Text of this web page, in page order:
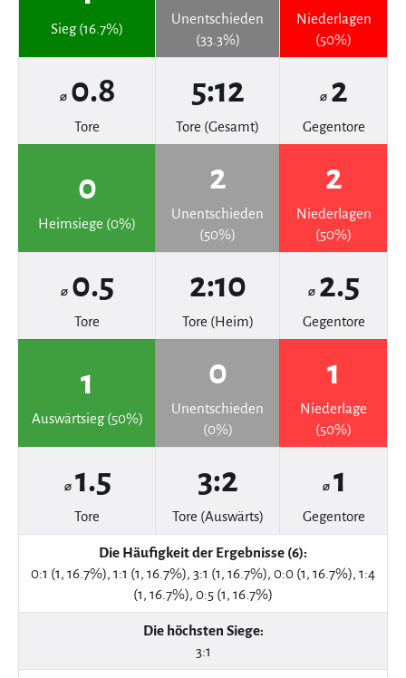
Sieg (16.7%)
Unentschieden
(33.3%)
Niederlagen
(50%)
⌀ 0.8
Tore
5:12
Tore (Gesamt)
⌀ 2
Gegentore
0
Heimsiege (0%)
2
Unentschieden
(50%)
2
Niederlagen
(50%)
⌀ 0.5
Tore
2:10
Tore (Heim)
⌀ 2.5
Gegentore
1
Auswärtsieg (50%)
0
Unentschieden
(0%)
1
Niederlage
(50%)
⌀ 1.5
Tore
3:2
Tore (Auswärts)
⌀ 1
Gegentore
Die Häufigkeit der Ergebnisse (6):
0:1 (1, 16.7%), 1:1 (1, 16.7%), 3:1 (1, 16.7%), 0:0 (1, 16.7%), 1:4
(1, 16.7%), 0:5 (1, 16.7%)
Die höchsten Siege:
3:1